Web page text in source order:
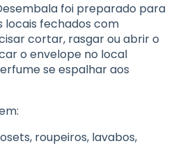
foi preparado para
locais fechados com
cortar, rasgar ou abrir o
o envelope no local
se espalhar aos
roupeiros, lavabos,